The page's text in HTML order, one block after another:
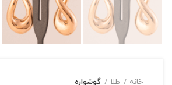
خانه طلا گوشواره